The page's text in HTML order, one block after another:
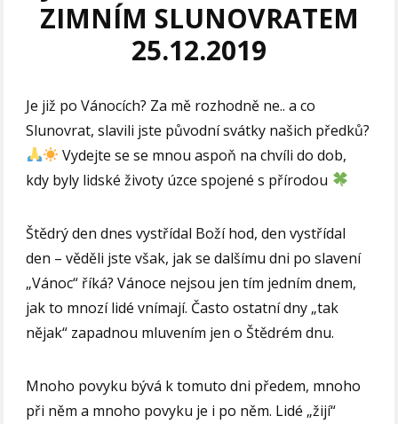
ZIMNÍM SLUNOVRATEM
25.12.2019
Je již po Vánocích? Za mě rozhodně ne.. a co
Slunovrat, slavili jste původní svátky našich předků?
Vydejte se se mnou aspoň na chvíli do dob,
kdy byly lidské životy úzce spojené s přírodou
Štědrý den dnes vystřídal Boží hod, den vystřídal
den – věděli jste však, jak se dalšímu dni po slavení
„Vánoc“ říká? Vánoce nejsou jen tím jedním dnem,
jak to mnozí lidé vnímají. Často ostatní dny „tak
nějak“ zapadnou mluvením jen o Štědrém dnu.
Mnoho povyku bývá k tomuto dni předem, mnoho
při něm a mnoho povyku je i po něm. Lidé „žijí“